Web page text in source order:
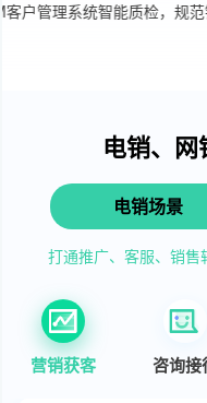
从私域引流、运营、到转
电销、
电销场景
打通推广、客服、销
营销获客 咨询接